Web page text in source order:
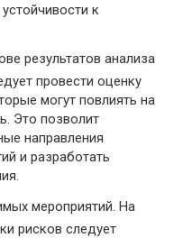
к
результатов анализа
провести оценку
могут повлиять на
Это позволит
направления
и разработать
мероприятий. На
рисков следует